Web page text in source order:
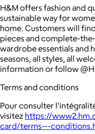
H&M offers fashion and
sustainable way for
home. Customers will
pieces and complete-
wardrobe essentials and
seasons, all styles, all
information or follow
Terms and conditions
Pour consulter
visitez https://
card/terms---